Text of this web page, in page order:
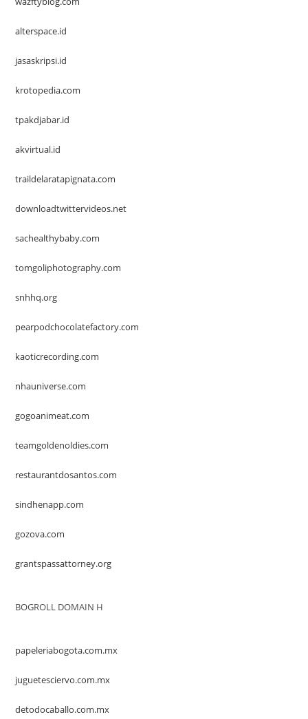
alterspace.id
jasaskripsi.id
krotopedia.com
tpakdjabar.id
akvirtual.id
traildelaratapignata.com
downloadtwittervideos.net
sachealthybaby.com
tomgoliphotography.com
snhhq.org
pearpodchocolatefactory.com
kaoticrecording.com
nhauniverse.com
gogoanimeat.com
teamgoldenoldies.com
restaurantdosantos.com
sindhenapp.com
gozova.com
grantspassattorney.org
BOGROLL DOMAIN H
papeleriabogota.com.mx
juguetesciervo.com.mx
detodocaballo.com.mx